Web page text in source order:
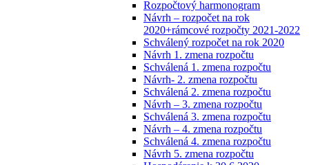
Rozpočtový harmonogram
Návrh – rozpočet na rok
2020+rámcové rozpočty 2021-2022
Schválený rozpočet na rok 2020
Návrh 1. zmena rozpočtu
Schválená 1. zmena rozpočtu
Návrh- 2. zmena rozpočtu
Schválená 2. zmena rozpočtu
Návrh – 3. zmena rozpočtu
Schválená 3. zmena rozpočtu
Návrh – 4. zmena rozpočtu
Schválená 4. zmena rozpočtu
Návrh 5. zmena rozpočtu